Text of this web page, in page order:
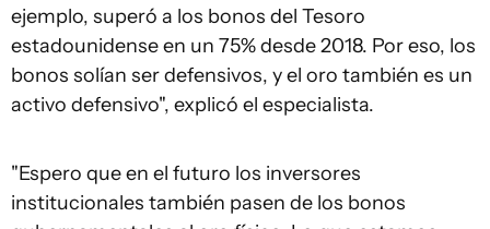
ejemplo, superó a los bonos del Tesoro
estadounidense en un 75% desde 2018. Por eso, los
bonos solían ser defensivos, y el oro también es un
activo defensivo", explicó el especialista.
"Espero que en el futuro los inversores
institucionales también pasen de los bonos